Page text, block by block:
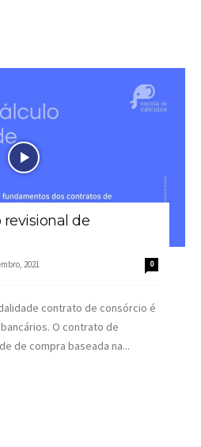
revisional de
2021 0
contrato de consórcio é
O contrato de
de compra baseada na...